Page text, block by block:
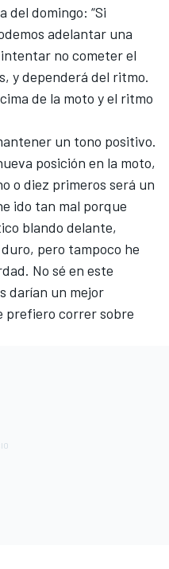
del domingo: “Si
adelantar una
intentar no cometer el
y dependerá del ritmo.
de la moto y el ritmo
un tono positivo.
posición en la moto,
o diez primeros será un
ido tan mal porque
blando delante,
pero tampoco he
No sé en este
darían un mejor
prefiero correr sobre